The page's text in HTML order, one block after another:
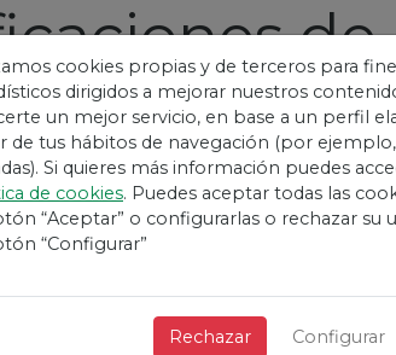
de
entradas adquiridas de los
como Vivetix pueden mandarte eventos
de Vivetix tengan tus datos, sino
a ninguno mandarte eventos
te interesa, siempre puedes darte de baja
cookies propias y de terceros para
dirigidos a mejorar nuestros
un mejor servicio, en base a un perfil
de tus hábitos de navegación (por
Si quieres más información puedes
de cookies. Puedes aceptar todas las
“Aceptar” o configurarlas o rechazar su
“Configurar”
Rechazar Configurar